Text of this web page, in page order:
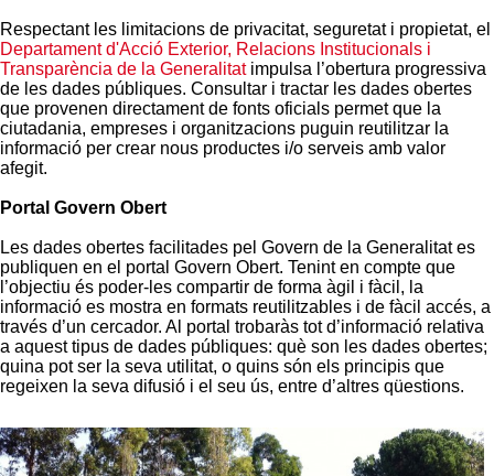
Respectant les limitacions de privacitat, seguretat i propietat, el
Departament d'Acció Exterior, Relacions Institucionals i
Transparència de la Generalitatimpulsa l’obertura progressiva
de les dades públiques. Consultar i tractar les dades obertes
que provenen directament de fonts oficials permet que la
ciutadania, empreses i organitzacions puguin reutilitzar la
informació per crear nous productes i/o serveis amb valor
afegit.
Portal Govern Obert
Les dades obertes facilitades pel Govern de la Generalitat es
publiquen en el portal Govern Obert. Tenint en compte que
l’objectiu és poder-les compartir de forma àgil i fàcil, la
informació es mostra en formats reutilitzables i de fàcil accés, a
través d’un cercador. Al portal trobaràs tot d’informació relativa
a aquest tipus de dades públiques: què son les dades obertes;
quina pot ser la seva utilitat, o quins són els principis que
regeixen la seva difusió i el seu ús, entre d’altres qüestions.